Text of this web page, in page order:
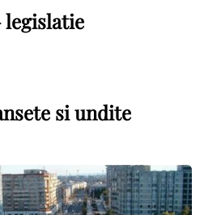
si undite